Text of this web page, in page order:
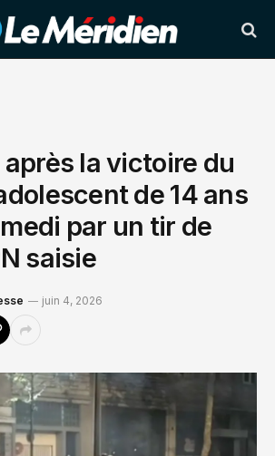
la victoire du
de 14 ans
par un tir de
saisie
juin 4, 2026